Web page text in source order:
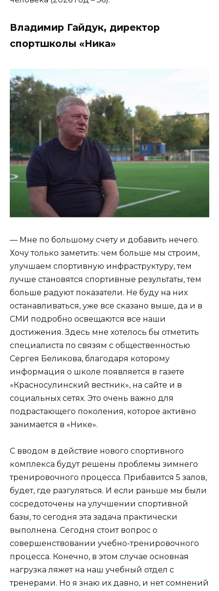
Владимир Гайдук, директор
спортшколы «Ника»
— Мне по большому счету и добавить нечего.
Хочу только заметить: чем больше мы строим,
улучшаем спортивную инфраструктуру, тем
лучше становятся спортивные результаты, тем
больше радуют показатели. Не буду на них
останавливаться, уже все сказано выше, да и в
СМИ подробно освещаются все наши
достижения. Здесь мне хотелось бы отметить
специалиста по связям с общественностью
Сергея Беликова, благодаря которому
информация о школе появляется в газете
«Красносулинский вестник», на сайте и в
социальных сетях. Это очень важно для
подрастающего поколения, которое активно
занимается в «Нике».
С вводом в действие нового спортивного
комплекса будут решены проблемы зимнего
тренировочного процесса. Прибавится 5 залов,
будет, где разгуляться. И если раньше мы были
сосредоточены на улучшении спортивной
базы, то сегодня эта задача практически
выполнена. Сегодня стоит вопрос о
совершенствовании учебно-тренировочного
процесса. Конечно, в этом случае основная
нагрузка ляжет на наш учебный отдел с
тренерами. Но я знаю их давно, и нет сомнений